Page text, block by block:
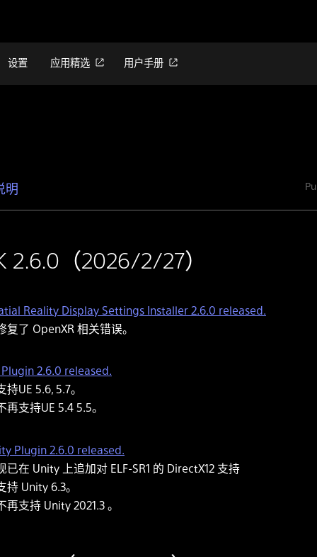
设置 应用精选 用户手册
明
2.6.0（2026/2/27）
Reality Display Settings Installer 2.6.0 released.
复了 OpenXR 相关错误。
Plugin 2.6.0 released.
持UE 5.6, 5.7。
再支持UE 5.4 5.5。
Plugin 2.6.0 released.
已在 Unity 上追加对 ELF-SR1 的 DirectX12 支持
持 Unity 6.3。
再支持 Unity 2021.3 。